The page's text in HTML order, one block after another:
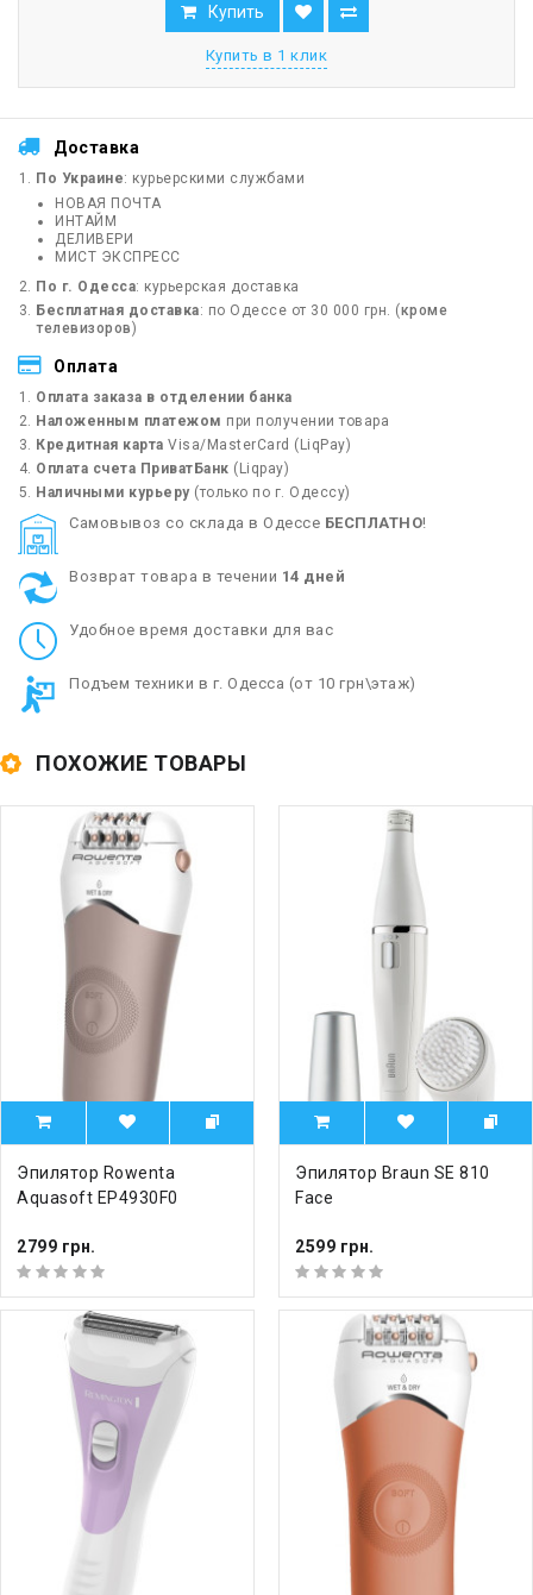
Купить
Купить в 1 клик
Доставка
По Украине: курьерскими службами
НОВАЯ ПОЧТА
ИНТАЙМ
ДЕЛИВЕРИ
МИСТ ЭКСПРЕСС
По г. Одесса: курьерская доставка
Бесплатная доставка: по Одессе от 30 000 грн. (кроме
телевизоров)
Оплата
Оплата заказа в отделении банка
Наложенным платежом при получении товара
Кредитная карта Visa/MasterCard (LiqPay)
Оплата счета ПриватБанк (Liqpay)
Наличными курьеру(только по г. Одессу)
Cамовывоз со склада в Одессе БЕСПЛАТНО!
Возврат товара в течении 14 дней
Удобное время доставки для вас
Подъем техники в г. Одесса (от 10 грн\этаж)
ПОХОЖИЕ ТОВАРЫ
Эпилятор Rowenta
Aquasoft EP4930F0
2799 грн.
Эпилятор Braun SE 810
Face
2599 грн.